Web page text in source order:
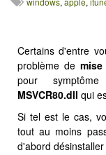
Certains d'entre
problème de
pour
MSVCR80.dll qui
Si tel est le cas,
tout au moins
d'abord